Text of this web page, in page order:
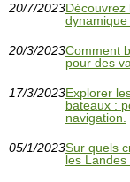
20/7/2023Découvrez
20/3/2023Comment
pour des
17/3/2023Explorer
bateaux :
navigation.
05/1/2023Sur quels
les Landes